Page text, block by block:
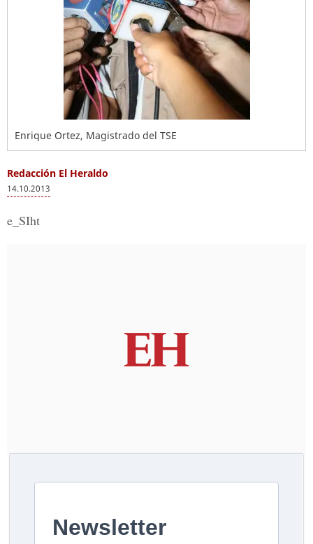
Enrique Ortez, Magistrado del TSE
Redacción El Heraldo
14.10.2013
e_SIht